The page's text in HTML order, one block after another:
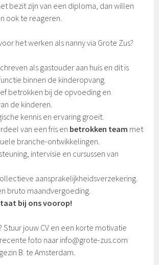
bezit zijn van een diploma, dan willen
ook te reageren.
het werken als nanny via Grote Zus?
als gastouder aan huis en dit is
binnen de kinderopvang.
betrokken bij de opvoeding en
de kinderen.
kennis en ervaring groeit.
van een fris en betrokken team met
branche-ontwikkelingen.
intervisie en cursussen van
aansprakelijkheidsverzekering.
bruto maandvergoeding.
bij ons voorop!
Stuur jouw CV en een korte motivatie
foto naar info@grote-zus.com
B. te Amsterdam.